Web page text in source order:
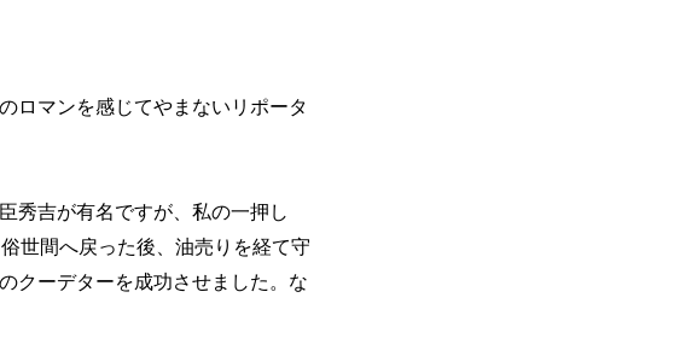
ロマンを感じてやまないリポータ
秀吉が有名ですが、私の一押し
世間へ戻った後、油売りを経て守
クーデターを成功させました。な